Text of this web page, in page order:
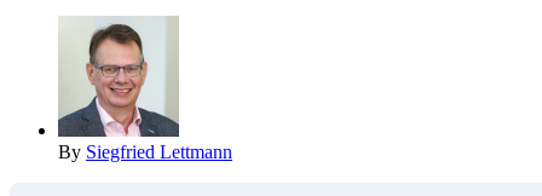
By Siegfried Lettmann